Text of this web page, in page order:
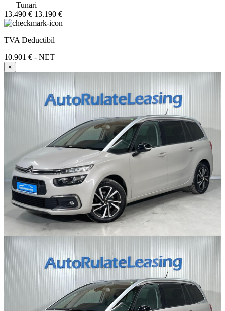
Tunari
13.490 € 13.190 €
TVA Deductibil
10.901 € - NET
×